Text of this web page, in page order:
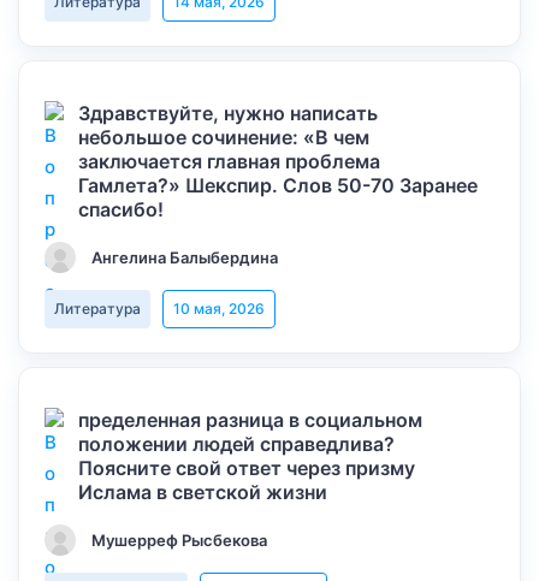
Здравствуйте, нужно написать
небольшое сочинение: «В чем
заключается главная проблема
Гамлета?» Шекспир. Слов 50-70 Заранее
спасибо!
Ангелина Балыбердина
Литература 10 мая, 2026
пределенная разница в социальном
положении людей справедлива?
Поясните свой ответ через призму
Ислама в светской жизни
Мушерреф Рысбекова